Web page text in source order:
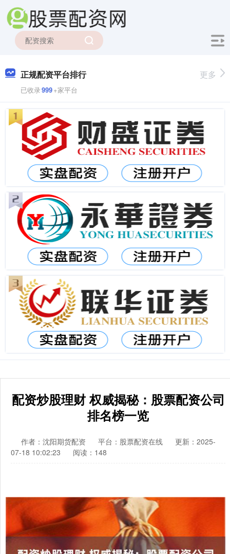
正规配资平台排行
已收录999+家平台
更多
配资炒股理财 权威揭秘：股票配资公司
排名榜一览
作者：沈阳期货配资 平台：股票配资在线
更新：2025-
07-18 10:02:23
阅读：148